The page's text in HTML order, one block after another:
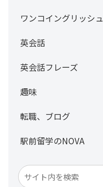
ワンコイングリッシュ
英会話
英会話フレーズ
趣味
転職、ブログ
駅前留学のNOVA